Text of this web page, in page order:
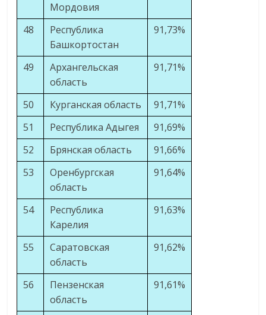
Мордовия
48
Республика
Башкортостан
91,73%
49
Архангельская
область
91,71%
50 Курганская область
91,71%
51
Республика Адыгея
91,69%
52
Брянская область
91,66%
53
Оренбургская
область
91,64%
54
Республика
Карелия
91,63%
55
Саратовская
область
91,62%
56
Пензенская
область
91,61%